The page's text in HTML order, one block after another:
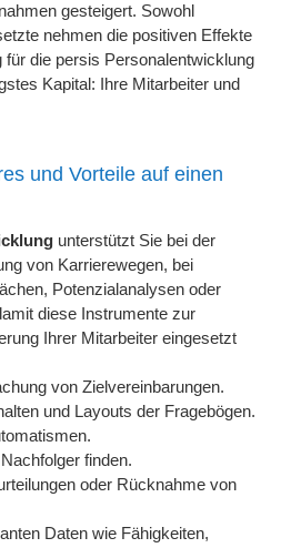
gesteigert. Sowohl
nehmen die positiven Effekte
die persis Personalentwicklung
Kapital: Ihre Mitarbeiter und
und Vorteile auf einen
unterstützt Sie bei der
von Karrierewegen, bei
Potenzialanalysen oder
diese Instrumente zur
Ihrer Mitarbeiter eingesetzt
von Zielvereinbarungen.
und Layouts der Fragebögen.
finden.
oder Rücknahme von
Daten wie Fähigkeiten,